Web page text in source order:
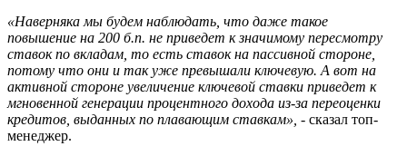
«Наверняка мы будем наблюдать, что даже такое
повышение на 200 б.п. не приведет к значимому пересмотру
ставок по вкладам, то есть ставок на пассивной стороне,
потому что они и так уже превышали ключевую. А вот на
активной стороне увеличение ключевой ставки приведет к
мгновенной генерации процентного дохода из-за переоценки
кредитов, выданных по плавающим ставкам», - сказал топ-
менеджер.